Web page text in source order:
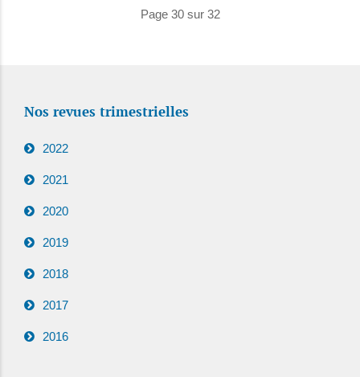
Page 30 sur 32
Nos revues trimestrielles
2022
2021
2020
2019
2018
2017
2016